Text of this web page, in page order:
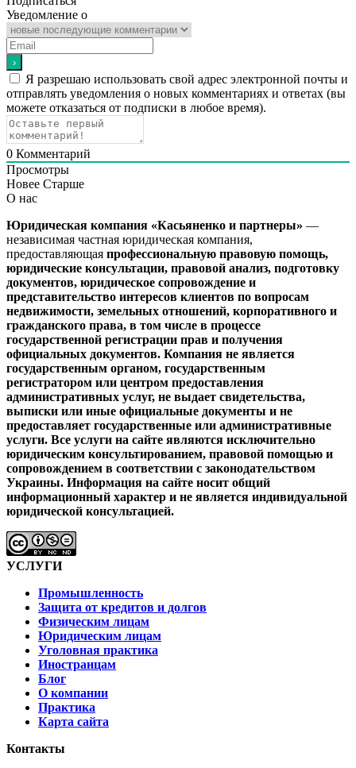
Уведомление о
Я разрешаю использовать свой адрес электронной почты и
отправлять уведомления о новых комментариях и ответах (вы
можете отказаться от подписки в любое время).
0 Комментарий
Просмотры
Новее Старше
О нас
Юридическая компания «Касьяненко и партнеры» —
независимая частная юридическая компания,
предоставляющая профессиональную правовую помощь,
юридические консультации, правовой анализ, подготовку
документов, юридическое сопровождение и
представительство интересов клиентов по вопросам
недвижимости, земельных отношений, корпоративного и
гражданского права, в том числе в процессе
государственной регистрации прав и получения
официальных документов. Компания не является
государственным органом, государственным
регистратором или центром предоставления
административных услуг, не выдает свидетельства,
выписки или иные официальные документы и не
предоставляет государственные или административные
услуги. Все услуги на сайте являются исключительно
юридическим консультированием, правовой помощью и
сопровождением в соответствии с законодательством
Украины. Информация на сайте носит общий
информационный характер и не является индивидуальной
юридической консультацией.
УСЛУГИ
Промышленность
Защита от кредитов и долгов
Физическим лицам
Юридическим лицам
Уголовная практика
Иностранцам
Блог
О компании
Практика
Карта сайта
Контакты